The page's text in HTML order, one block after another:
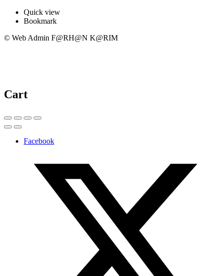
Quick view
Bookmark
© Web Admin F@RH@N K@RIM
Cart
Facebook